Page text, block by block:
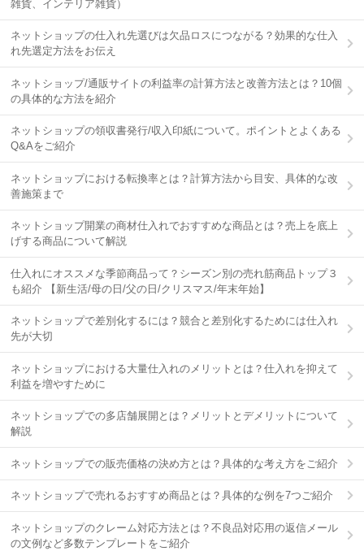
雑貨、インテリア雑貨）
ネットショップの仕入れ先選びは欠品ロスにつながる？効果的な仕入
れ先選定方法をお伝え
ネットショップ/通販サイトの利益率の計算方法と改善方法とは？10個
の具体的な方法を紹介
ネットショップの領収書発行/収入印紙について。ポイントとよくある
Q&Aをご紹介
ネットショップにおける転換率とは？計算方法から目安、具体的な改
善施策まで
ネットショップ開業の商材仕入れでおすすめな商品とは？売上を底上
げする商品について解説
仕入れにオススメな季節商品って？シーズン別の売れ筋商品トップ３
も紹介 【新生活/母の日/父の日/クリスマス/年末年始】
ネットショップで差別化するには？競合と差別化するためには仕入れ
先が大切
ネットショップにおける大量仕入れのメリットとは？仕入れを抑えて
利益を増やすために
ネットショップでの多店舗展開とは？メリットとデメリットについて
解説
ネットショップでの販売価格の決め方とは？具体的な考え方をご紹介
ネットショップで売れるおすすめ商品とは？具体的な例を7つご紹介
ネットショップのクレーム対応方法とは？不良品対応用の返信メール
の文例など多数テンプレートをご紹介